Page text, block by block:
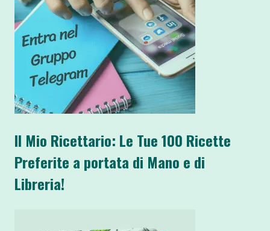
Il Mio Ricettario: Le Tue 100 Ricette
Preferite a portata di Mano e di
Libreria!